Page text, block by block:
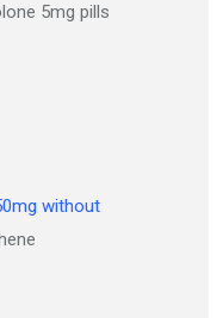
5mg pills
without